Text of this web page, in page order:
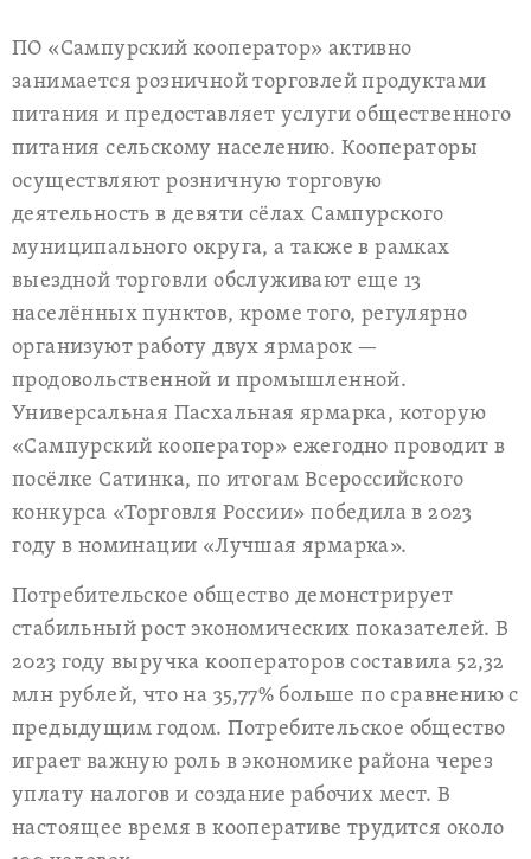
ПО «Сампурский кооператор» активно
занимается розничной торговлей продуктами
питания и предоставляет услуги общественного
питания сельскому населению. Кооператоры
осуществляют розничную торговую
деятельность в девяти сёлах Сампурского
муниципального округа, а также в рамках
выездной торговли обслуживают еще 13
населённых пунктов, кроме того, регулярно
организуют работу двух ярмарок —
продовольственной и промышленной.
Универсальная Пасхальная ярмарка, которую
«Сампурский кооператор» ежегодно проводит в
посёлке Сатинка, по итогам Всероссийского
конкурса «Торговля России» победила в 2023
году в номинации «Лучшая ярмарка».
Потребительское общество демонстрирует
стабильный рост экономических показателей. В
2023 году выручка кооператоров составила 52,32
млн рублей, что на 35,77% больше по сравнению с
предыдущим годом. Потребительское общество
играет важную роль в экономике района через
уплату налогов и создание рабочих мест. В
настоящее время в кооперативе трудится около